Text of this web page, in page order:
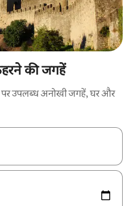
की जगहें
पर उपलब्ध अनोखी जगहें, घर और
'ऐरो की' का इस्तेमाल करके नेविगेट